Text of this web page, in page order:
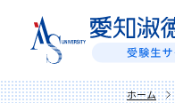
ホーム